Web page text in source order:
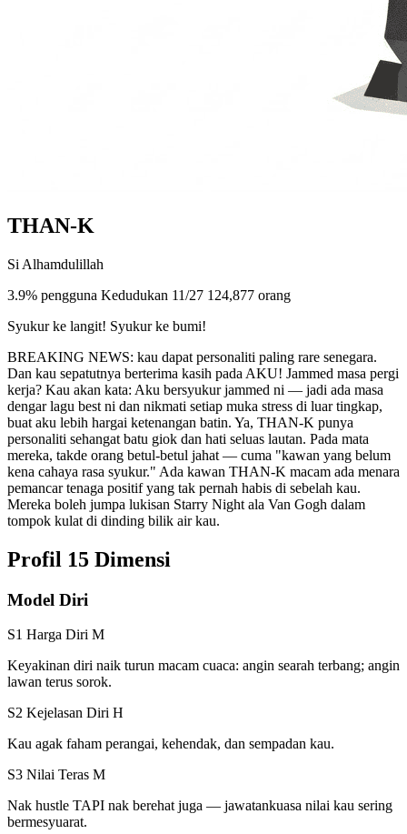
THAN-K
Si Alhamdulillah
3.9% pengguna Kedudukan 11/27 124,877 orang
Syukur ke langit! Syukur ke bumi!
BREAKING NEWS: kau dapat personaliti paling rare senegara.
Dan kau sepatutnya berterima kasih pada AKU! Jammed masa pergi
kerja? Kau akan kata: Aku bersyukur jammed ni — jadi ada masa
dengar lagu best ni dan nikmati setiap muka stress di luar tingkap,
buat aku lebih hargai ketenangan batin. Ya, THAN-K punya
personaliti sehangat batu giok dan hati seluas lautan. Pada mata
mereka, takde orang betul-betul jahat — cuma "kawan yang belum
kena cahaya rasa syukur." Ada kawan THAN-K macam ada menara
pemancar tenaga positif yang tak pernah habis di sebelah kau.
Mereka boleh jumpa lukisan Starry Night ala Van Gogh dalam
tompok kulat di dinding bilik air kau.
Profil 15 Dimensi
Model Diri
S1 Harga Diri M
Keyakinan diri naik turun macam cuaca: angin searah terbang; angin
lawan terus sorok.
S2 Kejelasan Diri H
Kau agak faham perangai, kehendak, dan sempadan kau.
S3 Nilai Teras M
Nak hustle TAPI nak berehat juga — jawatankuasa nilai kau sering
bermesyuarat.